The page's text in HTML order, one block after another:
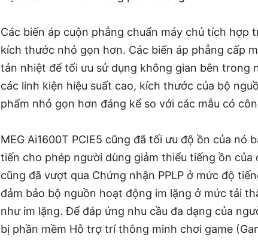
Các biến áp cuộn phẳng chuẩn máy chủ tích hợp
kích thước nhỏ gọn hơn. Các biến áp phẳng cấp
tản nhiệt để tối ưu sử dụng không gian bên trong
các linh kiện hiệu suất cao, kích thước của bộ
phẩm nhỏ gọn hơn đáng kể so với các mẫu có
MEG Ai1600T PCIE5 cũng đã tối ưu độ ồn của
tiến cho phép người dùng giảm thiểu tiếng ồn
cũng đã vượt qua Chứng nhận PPLP ở mức độ
đảm bảo bộ nguồn hoạt động im lặng ở mức tải
như im lặng. Để đáp ứng nhu cầu đa dạng của
bị phần mềm Hỗ trợ trí thông minh chơi game